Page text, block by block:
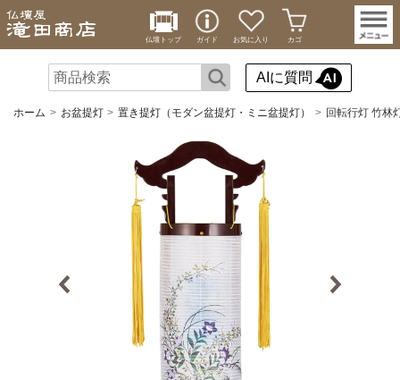
仏壇トップ ガイド お気に入り カゴ
AIに質問
ホーム お盆提灯 置き提灯（モダン盆提灯・ミニ盆提灯） 回転行灯 竹林